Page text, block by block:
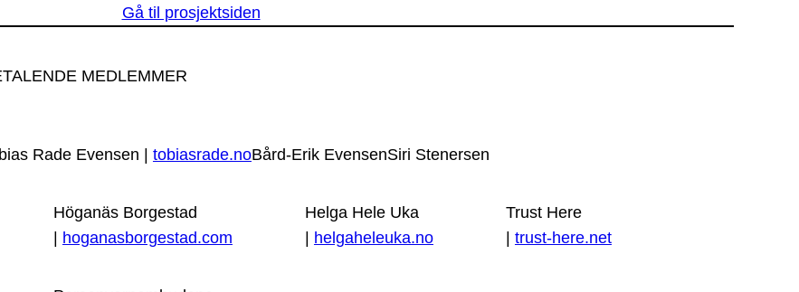
Gå til prosjektsiden
MEDLEMMER
Rade Evensen | tobiasrade.noBård-Erik EvensenSiri Stenersen
Höganäs Borgestad
| hoganasborgestad.com
Helga Hele Uka
| helgaheleuka.no
Trust Here
| trust-here.net